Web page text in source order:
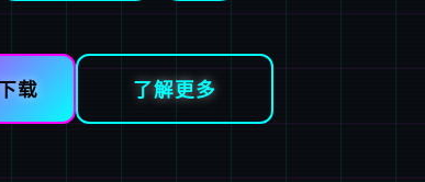
载 了解更多